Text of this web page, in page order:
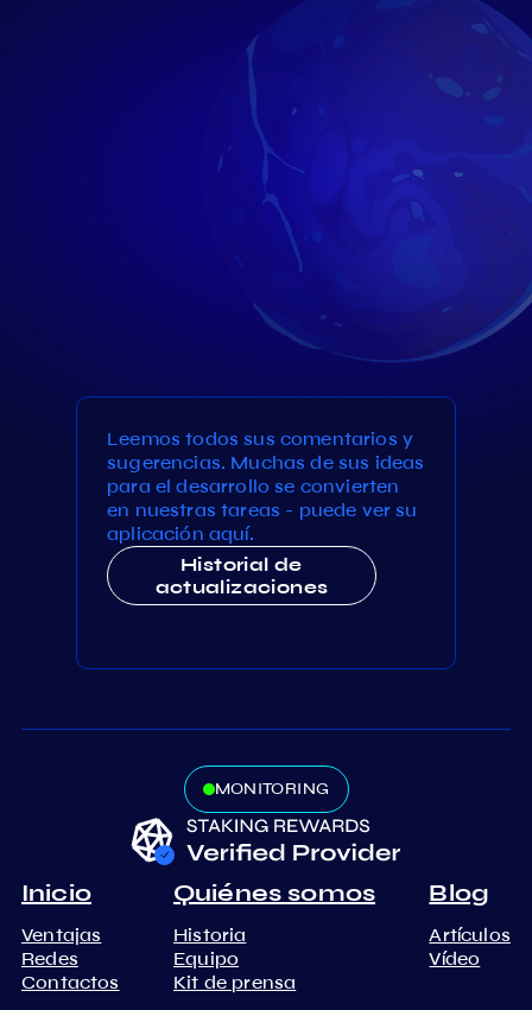
Leemos todos sus comentarios y
sugerencias. Muchas de sus ideas
para el desarrollo se convierten
en nuestras tareas - puede ver su
aplicación aquí.
Historial de
actualizaciones
MONITORING
Inicio
Ventajas
Redes
Contactos
Quiénes somos
Historia
Equipo
Kit de prensa
Blog
Artículos
Vídeo